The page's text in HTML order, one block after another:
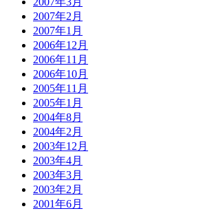
2007年2月
2007年1月
2006年12月
2006年11月
2006年10月
2005年11月
2005年1月
2004年8月
2004年2月
2003年12月
2003年4月
2003年3月
2003年2月
2001年6月